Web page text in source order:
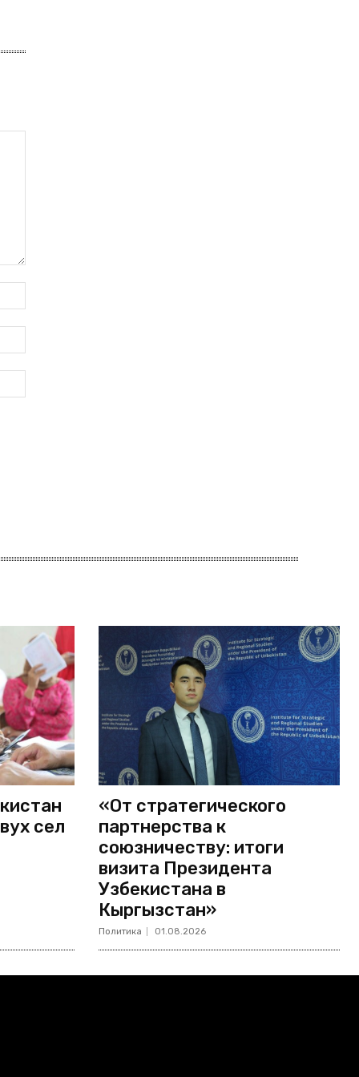
почта:*
Сайт:
сел
«От стратегического
партнерства к
союзничеству: итоги
визита Президента
Узбекистана в
Кыргызстан»
Политика 01.08.2026